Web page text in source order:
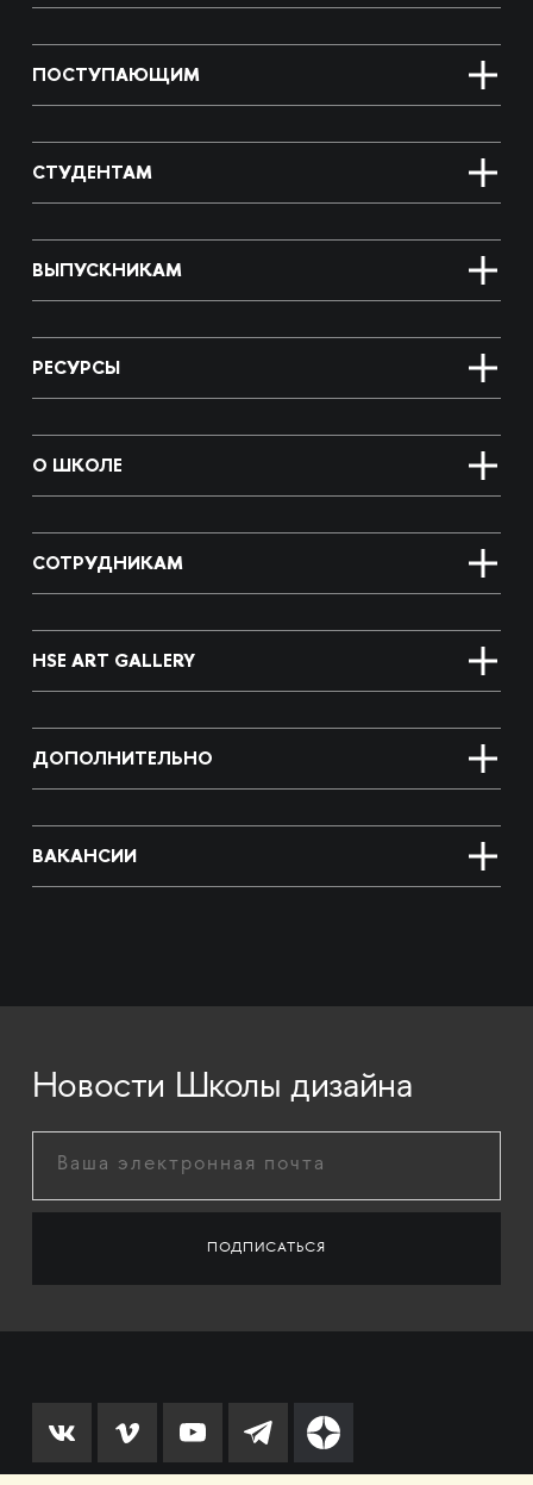
ПОСТУПАЮЩИМ
СТУДЕНТАМ
ВЫПУСКНИКАМ
РЕСУРСЫ
О ШКОЛЕ
СОТРУДНИКАМ
HSE ART GALLERY
ДОПОЛНИТЕЛЬНО
ВАКАНСИИ
Новости Школы дизайна